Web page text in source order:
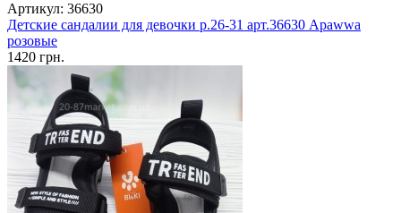
Артикул: 36630
Детские сандалии для девочки р.26-31 арт.36630 Apawwa
розовые
1420 грн.